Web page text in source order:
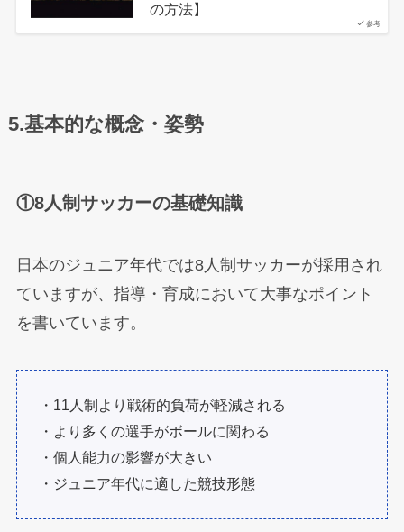
参考
の方法】
5.基本的な概念・姿勢
①8人制サッカーの基礎知識
日本のジュニア年代では8人制サッカーが採用され
ていますが、指導・育成において大事なポイント
を書いています。
・11人制より戦術的負荷が軽減される
・より多くの選手がボールに関わる
・個人能力の影響が大きい
・ジュニア年代に適した競技形態